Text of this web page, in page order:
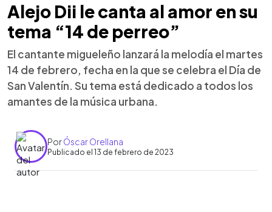
Alejo Dii le canta al amor en su
tema “14 de perreo”
El cantante migueleño lanzará la melodía el martes
14 de febrero, fecha en la que se celebra el Día de
San Valentín. Su tema está dedicado a todos los
amantes de la música urbana.
PorÓscar Orellana
Publicado el 13 de febrero de 2023